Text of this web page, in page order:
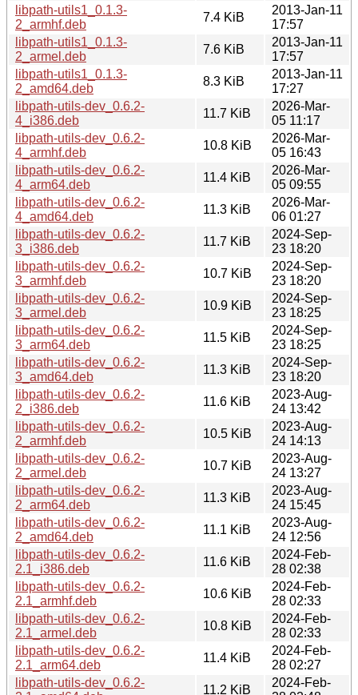
libpath-utils1_0.1.3-
2_armhf.deb
7.4 KiB
2013-Jan-11
17:57
libpath-utils1_0.1.3-
2_armel.deb
7.6 KiB
2013-Jan-11
17:57
libpath-utils1_0.1.3-
2_amd64.deb
8.3 KiB
2013-Jan-11
17:27
libpath-utils-dev_0.6.2-
4_i386.deb
11.7 KiB
2026-Mar-
05 11:17
libpath-utils-dev_0.6.2-
4_armhf.deb
10.8 KiB
2026-Mar-
05 16:43
libpath-utils-dev_0.6.2-
4_arm64.deb
11.4 KiB
2026-Mar-
05 09:55
libpath-utils-dev_0.6.2-
4_amd64.deb
11.3 KiB
2026-Mar-
06 01:27
libpath-utils-dev_0.6.2-
3_i386.deb
11.7 KiB
2024-Sep-
23 18:20
libpath-utils-dev_0.6.2-
3_armhf.deb
10.7 KiB
2024-Sep-
23 18:20
libpath-utils-dev_0.6.2-
3_armel.deb
10.9 KiB
2024-Sep-
23 18:25
libpath-utils-dev_0.6.2-
3_arm64.deb
11.5 KiB
2024-Sep-
23 18:25
libpath-utils-dev_0.6.2-
3_amd64.deb
11.3 KiB
2024-Sep-
23 18:20
libpath-utils-dev_0.6.2-
2_i386.deb
11.6 KiB
2023-Aug-
24 13:42
libpath-utils-dev_0.6.2-
2_armhf.deb
10.5 KiB
2023-Aug-
24 14:13
libpath-utils-dev_0.6.2-
2_armel.deb
10.7 KiB
2023-Aug-
24 13:27
libpath-utils-dev_0.6.2-
2_arm64.deb
11.3 KiB
2023-Aug-
24 15:45
libpath-utils-dev_0.6.2-
2_amd64.deb
11.1 KiB
2023-Aug-
24 12:56
libpath-utils-dev_0.6.2-
2.1_i386.deb
11.6 KiB
2024-Feb-
28 02:38
libpath-utils-dev_0.6.2-
2.1_armhf.deb
10.6 KiB
2024-Feb-
28 02:33
libpath-utils-dev_0.6.2-
2.1_armel.deb
10.8 KiB
2024-Feb-
28 02:33
libpath-utils-dev_0.6.2-
2.1_arm64.deb
11.4 KiB
2024-Feb-
28 02:27
libpath-utils-dev_0.6.2-
11.2 KiB
2024-Feb-